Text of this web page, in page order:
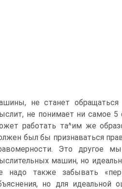
не станет обращаться
не понимает ни самое 5
работать та^им же
был бы признаваться
Это другое
машин, но
надо также забывать
но для идеальной